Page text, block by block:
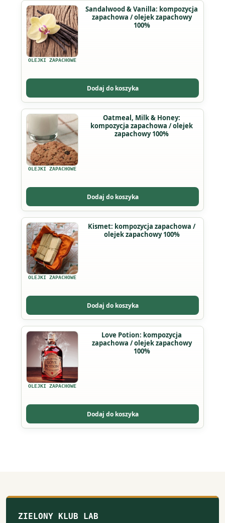
OLEJKI ZAPACHOWE
Sandalwood & Vanilla: kompozycja
zapachowa / olejek zapachowy
100%
Dodaj do koszyka
Ten
produkt
ma
wiele
wariantów.
można
wybrać
na
stronie
produktu
OLEJKI ZAPACHOWE
Oatmeal, Milk & Honey:
kompozycja zapachowa / olejek
zapachowy 100%
Dodaj do koszyka
Ten
produkt
ma
wiele
wariantów.
można
wybrać
na
stronie
produktu
OLEJKI ZAPACHOWE
Kismet: kompozycja zapachowa /
olejek zapachowy 100%
Dodaj do koszyka
Ten
produkt
ma
wiele
wariantów.
można
wybrać
na
stronie
produktu
OLEJKI ZAPACHOWE
Love Potion: kompozycja
zapachowa / olejek zapachowy
100%
Dodaj do koszyka
Ten
produkt
wiele
wariantów.
można
wybrać
ZIELONY KLUB LAB